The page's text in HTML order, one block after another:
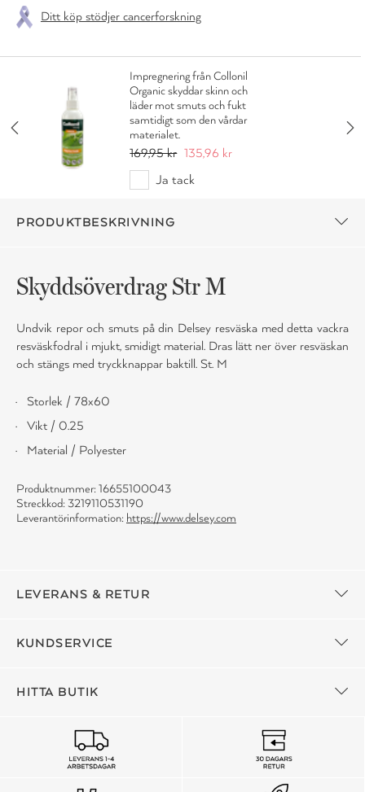
Ditt köp stödjer cancerforskning
Impregnering från Collonil
Organic skyddar skinn och
läder mot smuts och fukt
samtidigt som den vårdar
materialet.
169,95 kr 135,96 kr
Ja tack
PRODUKTBESKRIVNING
Skyddsöverdrag Str M
Undvik repor och smuts på din Delsey resväska med detta vackra
resväskfodral i mjukt, smidigt material. Dras lätt ner över resväskan
och stängs med tryckknappar baktill. St. M
Storlek / 78x60
Vikt / 0.25
Material / Polyester
Produktnummer: 16655100043
Streckkod: 3219110531190
Leverantörinformation: https://www.delsey.com
LEVERANS & RETUR
KUNDSERVICE
HITTA BUTIK